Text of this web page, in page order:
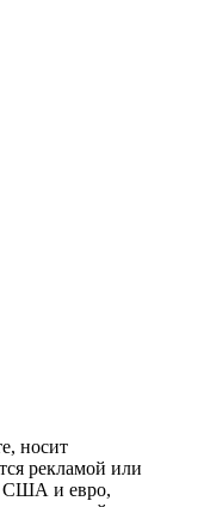
носит
рекламой или
США и евро,